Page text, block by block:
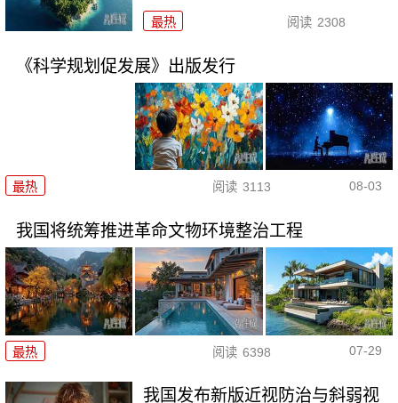
最热 阅读 2308
《科学规划促发展》出版发行
最热 阅读 3113 08-03
我国将统筹推进革命文物环境整治工程
最热 阅读 6398 07-29
我国发布新版近视防治与斜弱视